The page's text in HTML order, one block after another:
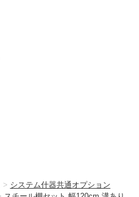
> システム什器共通オプション